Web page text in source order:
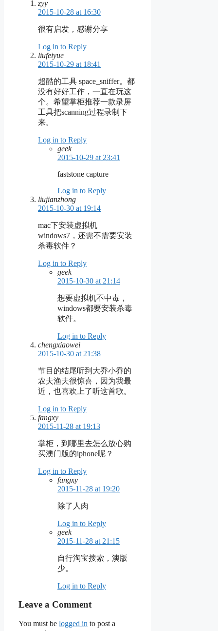
zyy
2015-10-28 at 16:30
很有启发，感谢分享
Log in to Reply
liufeiyue
2015-10-29 at 18:41
超酷的工具 space_sniffer。都
没有好好工作，一直在玩这
个。希望掌柜推荐一款录屏
工具把scanning过程录制下
来。
Log in to Reply
geek
2015-10-29 at 23:41
faststone capture
Log in to Reply
liujianzhong
2015-10-30 at 19:14
mac下安装虚拟机
windows7，还需不需要安装
杀毒软件？
Log in to Reply
geek
2015-10-30 at 21:14
想要虚拟机不中毒，
windows都要安装杀毒
软件。
Log in to Reply
chengxiaowei
2015-10-30 at 21:38
节目的结尾听到大乔小乔的
农夫渔夫很惊喜，因为我最
近，也喜欢上了听这首歌。
Log in to Reply
fangxy
2015-11-28 at 19:13
掌柜，到哪里去怎么放心购
买澳门版的iphone呢？
Log in to Reply
fangxy
2015-11-28 at 19:20
除了人肉
Log in to Reply
geek
2015-11-28 at 21:15
自行淘宝搜索，澳版
少。
Log in to Reply
Leave a Comment
You must be logged in to post a